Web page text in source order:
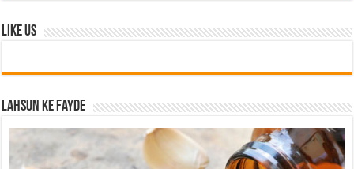
Like Us
Lahsun ke fayde